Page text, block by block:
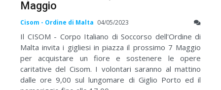
Maggio
Cisom - Ordine di Malta 04/05/2023
Il CISOM - Corpo Italiano di Soccorso dell'Ordine di
Malta invita i gigliesi in piazza il prossimo 7 Maggio
per acquistare un fiore e sostenere le opere
caritative del Cisom. I volontari saranno al mattino
dalle ore 9,00 sul lungomare di Giglio Porto ed il